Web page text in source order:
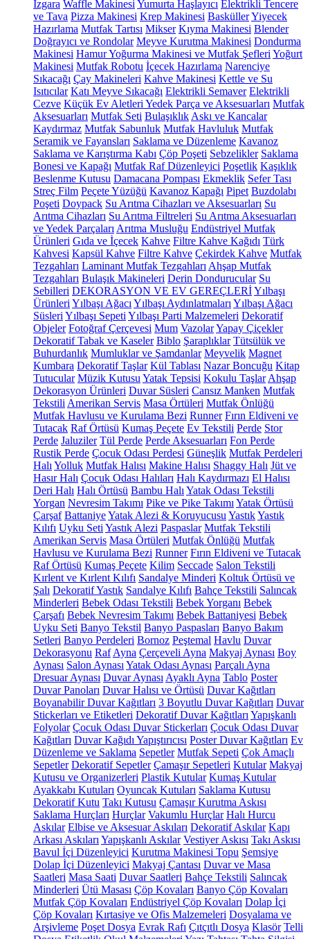
Izgara Waffle Makinesi Yumurta Haşlayıcı Elektrikli Tencere
ve Tava Pizza Makinesi Krep Makinesi BasküllerYiyecek
Hazırlama Mutfak Tartısı Mikser Kıyma Makinesi Blender
Doğrayıcı ve Rondolar Meyve Kurutma Makinesi Dondurma
Makinesi Hamur Yoğurma Makinesi ve Mutfak Şefleri Yoğurt
Makinesi Mutfak Robotu İçecek Hazırlama Narenciye
Sıkacağı Çay Makineleri Kahve Makinesi Kettle ve Su
Isıtıcılar Katı Meyve Sıkacağı Elektrikli Semaver Elektrikli
Cezve Küçük Ev Aletleri Yedek Parça ve Aksesuarları Mutfak
Aksesuarları Mutfak Seti Bulaşıklık Askı ve Kancalar
Kaydırmaz Mutfak Sabunluk Mutfak Havluluk Mutfak
Seramik ve Fayansları Saklama ve Düzenleme Kavanoz
Saklama ve Karıştırma Kabı Çöp Poşeti Sebzelikler Saklama
Bonesi ve Kapağı Mutfak Raf Düzenleyici Poşetlik Kaşıklık
Beslenme Kutusu Damacana Pompası Ekmeklik Sefer Tası
Streç Film Peçete Yüzüğü Kavanoz Kapağı Pipet Buzdolabı
Poşeti Doypack Su Arıtma Cihazları ve Aksesuarları Su
Arıtma Cihazları Su Arıtma Filtreleri Su Arıtma Aksesuarları
ve Yedek Parçaları Arıtma Musluğu Endüstriyel Mutfak
Ürünleri Gıda ve İçecek Kahve Filtre Kahve Kağıdı Türk
Kahvesi Kapsül Kahve Filtre Kahve Çekirdek Kahve Mutfak
Tezgahları Laminant Mutfak Tezgahları Ahşap Mutfak
Tezgahları Bulaşık Makineleri Derin Dondurucular Su
Sebilleri DEKORASYON VE EV GEREÇLERİYılbaşı
Ürünleri Yılbaşı Ağacı Yılbaşı Aydınlatmaları Yılbaşı Ağacı
Süsleri Yılbaşı Sepeti Yılbaşı Parti Malzemeleri Dekoratif
Objeler Fotoğraf Çerçevesi Mum VazolarYapay Çiçekler
Dekoratif Tabak ve Kaseler Biblo Şaraplıklar Tütsülük ve
Buhurdanlık Mumluklar ve Şamdanlar Meyvelik Magnet
Kumbara Dekoratif Taşlar Kül Tablası Nazar Boncuğu Kitap
Tutucular Müzik Kutusu Yatak Tepsisi Kokulu Taşlar Ahşap
Dekorasyon Ürünleri Duvar Süsleri Cansız Manken Mutfak
Tekstili Amerikan Servis Masa Örtüleri Mutfak Önlüğü
Mutfak Havlusu ve Kurulama Bezi Runner Fırın Eldiveni ve
Tutacak Raf Örtüsü Kumaş Peçete Ev Tekstili Perde Stor
Perde Jaluziler Tül Perde Perde Aksesuarları Fon Perde
Rustik Perde Çocuk Odası Perdesi Güneşlik Mutfak Perdeleri
Halı Yolluk Mutfak Halısı Makine Halısı Shaggy Halı Jüt ve
Hasır Halı Çocuk Odası Halıları Halı Kaydırmazı El Halısı
Deri Halı Halı Örtüsü Bambu Halı Yatak Odası Tekstili
Yorgan Nevresim Takımı Pike ve Pike Takımı Yatak Örtüsü
Çarşaf BattaniyeYatak Alezi & Koruyucusu YastıkYastık
Kılıfı Uyku Seti Yastık Alezi Paspaslar Mutfak Tekstili
Amerikan Servis Masa Örtüleri Mutfak Önlüğü Mutfak
Havlusu ve Kurulama Bezi Runner Fırın Eldiveni ve Tutacak
Raf Örtüsü Kumaş Peçete Kilim Seccade Salon Tekstili
Kırlent ve Kırlent Kılıfı Sandalye Minderi Koltuk Örtüsü ve
Şalı Dekoratif Yastık Sandalye Kılıfı Bahçe Tekstili Salıncak
Minderleri Bebek Odası Tekstili Bebek Yorganı Bebek
Çarşafı Bebek Nevresim Takımı Bebek Battaniyesi Bebek
Uyku Seti Banyo Tekstil Banyo Paspasları Banyo Bakım
Setleri Banyo Perdeleri Bornoz Peştemal Havlu Duvar
Dekorasyonu Raf Ayna Çerçeveli Ayna Makyaj Aynası Boy
Aynası Salon Aynası Yatak Odası Aynası Parçalı Ayna
Dresuar Aynası Duvar Aynası Ayaklı Ayna Tablo Poster
Duvar Panoları Duvar Halısı ve Örtüsü Duvar Kağıtları
Boyanabilir Duvar Kağıtları 3 Boyutlu Duvar Kağıtları Duvar
Stickerları ve Etiketleri Dekoratif Duvar Kağıtları Yapışkanlı
Folyolar Çocuk Odası Duvar Stickerları Çocuk Odası Duvar
Kağıtları Duvar Kağıdı Yapıştırıcısı Poster Duvar Kağıtları Ev
Düzenleme ve Saklama Sepetler Mutfak Sepeti Çok Amaçlı
Sepetler Dekoratif Sepetler Çamaşır Sepetleri Kutular Makyaj
Kutusu ve Organizerleri Plastik Kutular Kumaş Kutular
Ayakkabı Kutuları Oyuncak Kutuları Saklama Kutusu
Dekoratif Kutu Takı Kutusu Çamaşır Kurutma Askısı
Saklama Hurçları Hurçlar Vakumlu Hurçlar Halı Hurcu
Askılar Elbise ve Aksesuar Askıları Dekoratif Askılar Kapı
Arkası Askıları Yapışkanlı Askılar Vestiyer Askısı Takı Askısı
Bavul İçi Düzenleyici Kurutma Makinesi Topu Şemsiye
Dolap İçi Düzenleyici Makyaj Çantası Duvar ve Masa
Saatleri Masa Saati Duvar Saatleri Bahçe Tekstili Salıncak
Minderleri Ütü Masası Çöp Kovaları Banyo Çöp Kovaları
Mutfak Çöp Kovaları Endüstriyel Çöp Kovaları Dolap İçi
Çöp Kovaları Kırtasiye ve Ofis Malzemeleri Dosyalama ve
Arşivleme Poşet Dosya Evrak Rafı Çıtçıtlı Dosya Klasör Telli